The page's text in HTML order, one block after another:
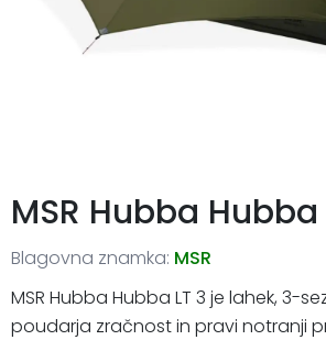
MSR Hubba Hubba
Blagovna znamka: MSR
MSR Hubba Hubba LT 3 je lahek, 3-
poudarja zračnost in pravi notranji